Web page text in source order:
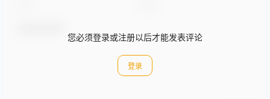
您必须登录或注册以后才能发表评论
登录